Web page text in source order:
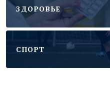
ЗДОРОВЬЕ
CПОРТ